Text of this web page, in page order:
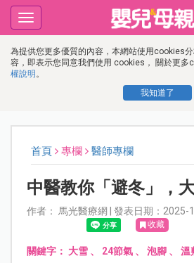
為提供您更多優質的內容，本網站使用cookies
容，即表示您同意我們使用 cookies， 關於更多
權說明 。
我知道了
Toggle
navigation
首頁 專欄 醫師專欄
中醫教你「避冬」，
作者： 馬光醫療網 | 發表日期：2025-
收藏
關鍵字： 大雪、 24節氣、 泡腳、 溫